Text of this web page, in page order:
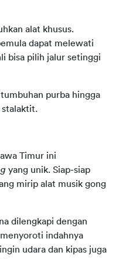
alat khusus.
dapat melewati
bisa pilih jalur setinggi
purba hingga
stalaktit.
Timur ini
yang unik. Siap-siap
mirip alat musik gong
dilengkapi dengan
indahnya
udara dan kipas juga